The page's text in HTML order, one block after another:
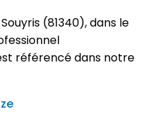
(81340), dans le
référencé dans notre